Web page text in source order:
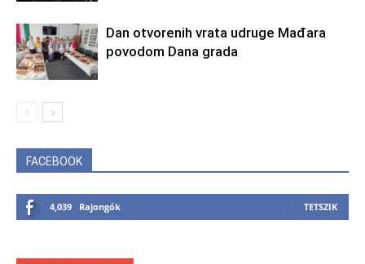
Dan otvorenih vrata udruge Mađara
povodom Dana grada
FACEBOOK
4,039 Rajongók TETSZIK